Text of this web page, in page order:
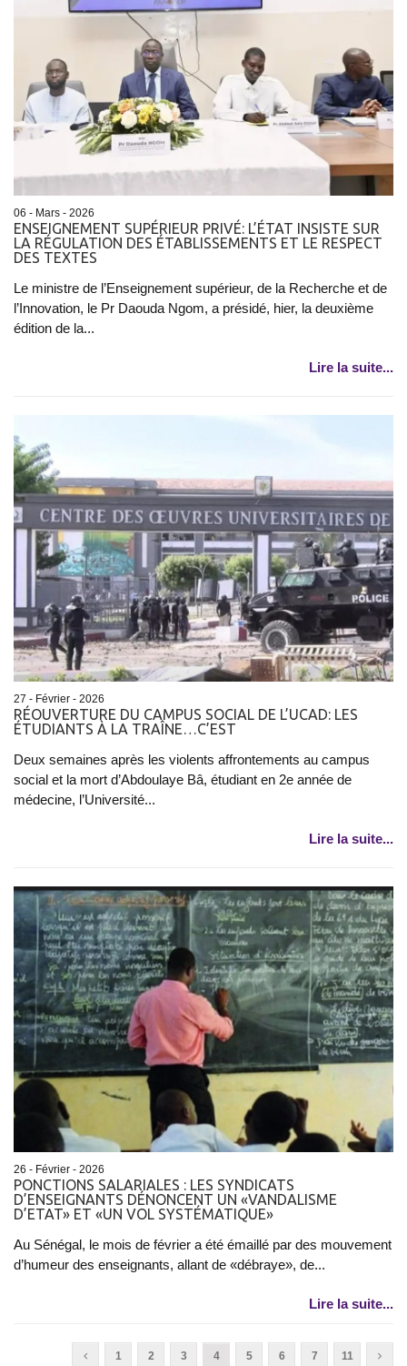
06 - Mars - 2026
ENSEIGNEMENT SUPÉRIEUR PRIVÉ: L’ÉTAT INSISTE SUR
LA RÉGULATION DES ÉTABLISSEMENTS ET LE RESPECT
DES TEXTES
Le ministre de l’Enseignement supérieur, de la Recherche et de
l’Innovation, le Pr Daouda Ngom, a présidé, hier, la deuxième
édition de la...
Lire la suite...
27 - Février - 2026
RÉOUVERTURE DU CAMPUS SOCIAL DE L’UCAD: LES
ÉTUDIANTS À LA TRAÎNE…C’EST
Deux semaines après les violents affrontements au campus
social et la mort d’Abdoulaye Bâ, étudiant en 2e année de
médecine, l’Université...
Lire la suite...
26 - Février - 2026
PONCTIONS SALARIALES : LES SYNDICATS
D’ENSEIGNANTS DÉNONCENT UN «VANDALISME
D’ETAT» ET «UN VOL SYSTÉMATIQUE»
Au Sénégal, le mois de février a été émaillé par des mouvement
d’humeur des enseignants, allant de «débraye», de...
Lire la suite...
1 2 3 4 5 6 7 11